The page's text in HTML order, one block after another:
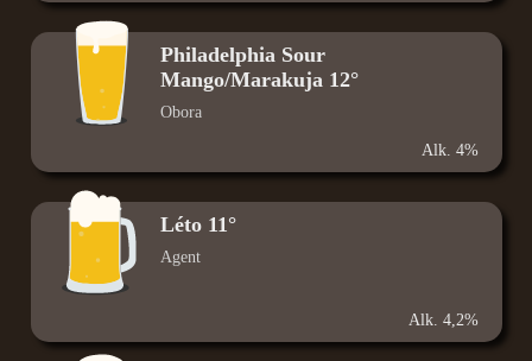
Philadelphia Sour
Mango/Marakuja 12°
Obora
Alk. 4%
Léto 11°
Agent
Alk. 4,2%